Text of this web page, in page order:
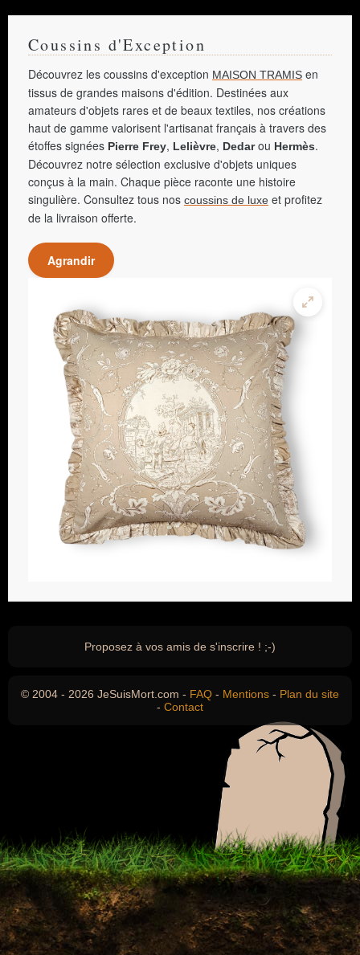
Coussins d'Exception
Découvrez les coussins d'exception MAISON TRAMIS en
tissus de grandes maisons d'édition. Destinées aux
amateurs d'objets rares et de beaux textiles, nos créations
haut de gamme valorisent l'artisanat français à travers des
étoffes signées Pierre Frey, Lelièvre, Dedarou Hermès.
Découvrez notre sélection exclusive d'objets uniques
conçus à la main. Chaque pièce raconte une histoire
singulière. Consultez tous nos coussins de luxe et profitez
de la livraison offerte.
Agrandir
Proposez à vos amis de s'inscrire ! ;-)
© 2004 - 2026 JeSuisMort.com - FAQ - Mentions - Plan du site
- Contact